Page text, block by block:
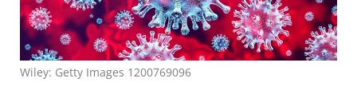
Wiley: Getty Images 1200769096